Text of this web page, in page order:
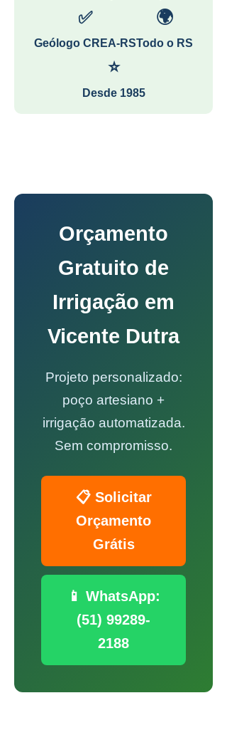
✅
Geólogo CREA-RS
🌍
Todo o RS
⭐
Desde 1985
Orçamento
Gratuito de
Irrigação em
Vicente Dutra
Projeto personalizado:
poço artesiano +
irrigação automatizada.
Sem compromisso.
📋 Solicitar
Orçamento
Grátis
📱 WhatsApp:
(51) 99289-
2188